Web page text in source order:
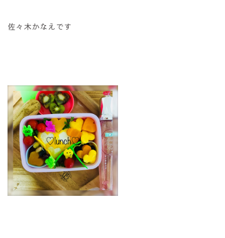
佐々木かなえです